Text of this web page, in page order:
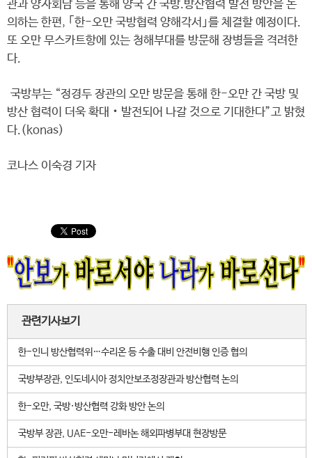
관과 양자회담 등을 통해 양국 간 국방.방산협력 발전 방안을 논
의하는 한편, ｢한-오만 국방협력 양해각서｣를 체결할 예정이다.
또 오만 무스카트항에 있는 청해부대를 방문해 장병들을 격려한
다.
국방부는 “정경두 장관의 오만 방문을 통해 한-오만 간 국방 및
방산 협력이 더욱 확대‧발전되어 나갈 것으로 기대한다”고 밝혔
다.(konas)
코나스 이숙경 기자
관련기사보기
한-인니 방산협력위…수리온 등 수출 대비 안전비행 인증 협의
국방부장관, 인도네시아 정치안보조정장관과 방산협력 논의
한-오만, 국방·방산협력 강화 방안 논의
국방부 장관, UAE-오만-레바논 해외파병부대 현장방문